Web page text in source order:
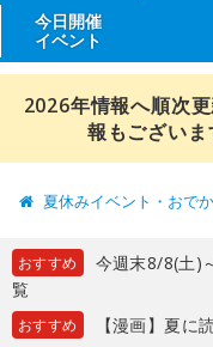
今日開催
イベント
2026年情報へ順次
報もございま
夏休みイベント・おで
おすすめ
今週末8/8(土)
覧
おすすめ 【漫画】夏に